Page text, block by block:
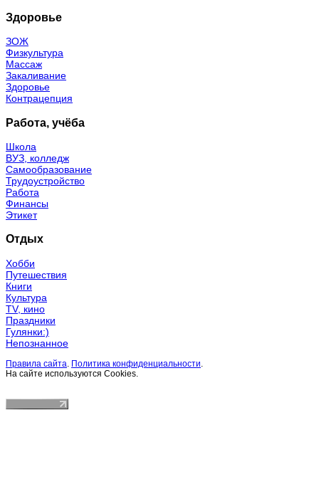
Здоровье
ЗОЖ
Физкультура
Массаж
Закаливание
Здоровье
Контрацепция
Работа, учёба
Школа
ВУЗ, колледж
Самообразование
Трудоустройство
Работа
Финансы
Этикет
Отдых
Хобби
Путешествия
Книги
Культура
TV, кино
Праздники
Гулянки:)
Непознанное
Правила сайта Политика конфиденциальности
На сайте используются Cookies.